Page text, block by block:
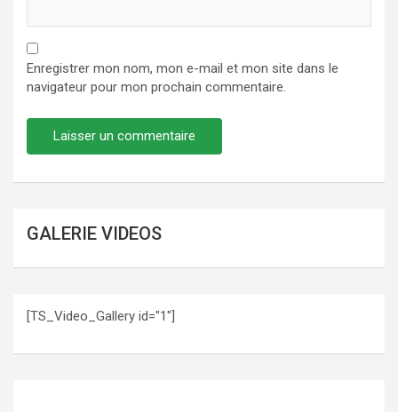
Enregistrer mon nom, mon e-mail et mon site dans le
navigateur pour mon prochain commentaire.
GALERIE VIDEOS
[TS_Video_Gallery id="1"]